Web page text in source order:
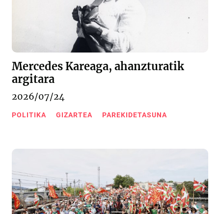
Mercedes Kareaga, ahanzturatik
argitara
2026/07/24
POLITIKA GIZARTEA PAREKIDETASUNA